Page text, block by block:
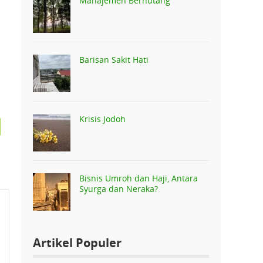
Barisan Sakit Hati
Krisis Jodoh
Bisnis Umroh dan Haji, Antara
Syurga dan Neraka?
Artikel Populer